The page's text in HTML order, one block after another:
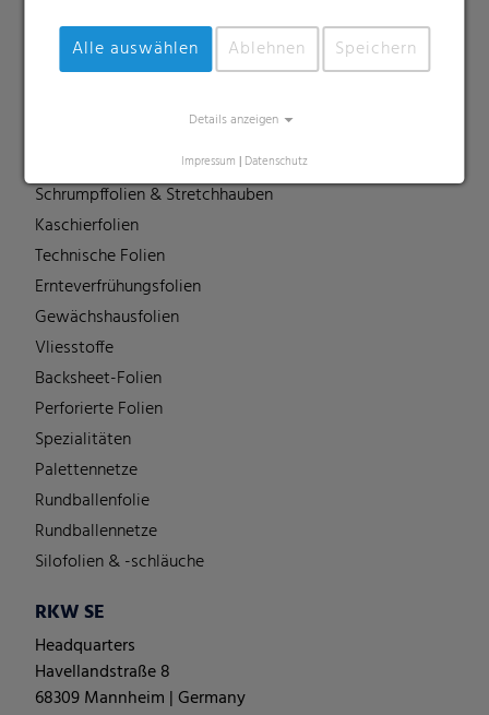
Alle auswählen Ablehnen Speichern
Details anzeigen
Impressum | Datenschutz
Industriefolien, Säcke, Sackverpackungen
Liners
Papierähnliche Folien
Schrumpffolien & Stretchhauben
Kaschierfolien
Technische Folien
Ernteverfrühungsfolien
Gewächshausfolien
Vliesstoffe
Backsheet-Folien
Perforierte Folien
Spezialitäten
Palettennetze
Rundballenfolie
Rundballennetze
Silofolien & -schläuche
RKW SE
Headquarters
Havellandstraße 8
68309 Mannheim | Germany